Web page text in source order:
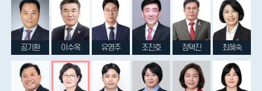
공기환 이수옥 유영주 조진호 정택진 최혜숙